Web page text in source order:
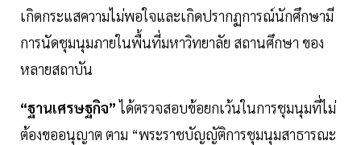
เกิดกระแสความไม่พอใจและเกิดปรากฏการณ์นักศึกษามี
การนัดชุมนุมภายในพื้นที่มหาวิทยาลัย สถานศึกษา ของ
หลายสถาบัน
“ฐานเศรษฐกิจ”ได้ตรวจสอบข้อยกเว้นในการชุมนุมที่ไม่
ต้องขออนุญาต ตาม “พระราชบัญญัติการชุมนุมสาธารณะ